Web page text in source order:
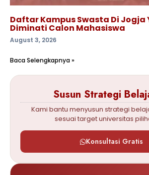
Daftar Kampus Swasta Di Jogja
Diminati Calon Mahasiswa
August 3, 2026
Baca Selengkapnya »
Susun Strategi
Kami bantu menyusun strategi
sesuai target universitas
Konsultasi Gratis